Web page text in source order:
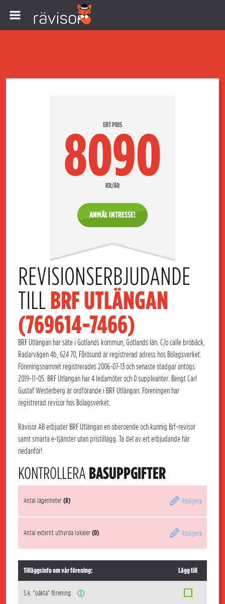
ERT PRIS
8090
KR/ÅR
ANMÄL INTRESSE!
REVISIONSERBJUDANDE
TILL BRF UTLÄNGAN
(769614-7466)
BRF Utlängan har säte i Gotlands kommun, Gotlands län. C/o calle brobäck,
Radarvägen 4b, 624 70, Fårösund är registrerad adress hos Bolagsverket.
Föreningsnamnet registrerades 2006-07-13 och senaste stadgar antogs
2019-11-05. BRF Utlängan har 4 ledamöter och 0 suppleanter. Bengt Carl
Gustaf Westerberg är ordförande i BRF Utlängan. Föreningen har
registrerad revisor hos Bolagsverket.
Rävisor AB erbjuder BRF Utlängan en oberoende och kunnig Brf-revisor
samt smarta e-tjänster utan pristillägg. Ta del av ert erbjudande här
nedanför!
KONTROLLERA BASUPPGIFTER
Antal lägenheter(8) Redigera
Antal externt uthyrda lokaler(0) Redigera
Tilläggsinfo om vår förening: Lägg till
S.k. "oäkta" förening ⓘ